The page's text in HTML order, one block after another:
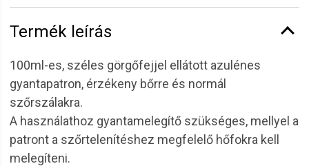
Termék leírás
100ml-es, széles görgőfejjel ellátott azulénes
gyantapatron, érzékeny bőrre és normál
szőrszálakra.
A használathoz gyantamelegítő szükséges, mellyel a
patront a szőrtelenítéshez megfelelő hőfokra kell
melegíteni.